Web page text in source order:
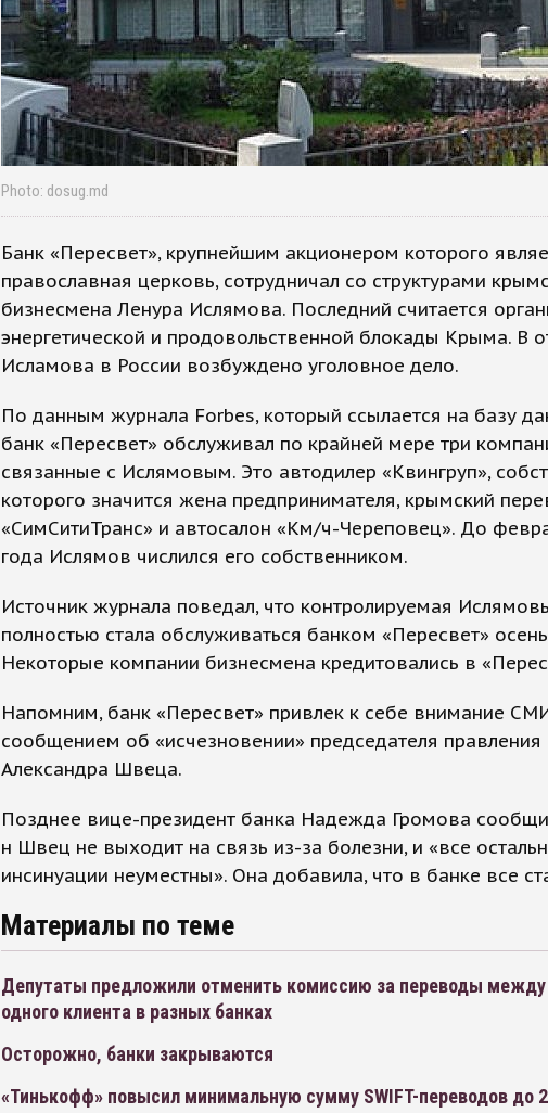
Photo: dosug.md
Банк «Пересвет», крупнейшим акционером которого
православная церковь, сотрудничал со структурами
бизнесмена Ленура Ислямова. Последний считается
энергетической и продовольственной блокады Крыма. В
Исламова в России возбуждено уголовное дело.
По данным журнала Forbes, который ссылается на базу
банк «Пересвет» обслуживал по крайней мере три
связанные с Ислямовым. Это автодилер «Квингруп»,
которого значится жена предпринимателя, крымский
«СимСитиТранс» и автосалон «Км/ч-Череповец». До
года Ислямов числился его собственником.
Источник журнала поведал, что контролируемая
полностью стала обслуживаться банком «Пересвет»
Некоторые компании бизнесмена кредитовались в
Напомним, банк «Пересвет» привлек к себе внимание
сообщением об «исчезновении» председателя правления
Александра Швеца.
Позднее вице-президент банка Надежда Громова
н Швец не выходит на связь из-за болезни, и «все
инсинуации неуместны». Она добавила, что в банке все
Материалы по теме
Депутаты предложили отменить комиссию за переводы
одного клиента в разных банках
Осторожно, банки закрываются
«Тинькофф» повысил минимальную сумму SWIFT-переводов до